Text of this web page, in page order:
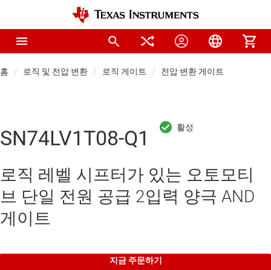
홈 로직 및 전압 변환 로직 게이트 전압 변환 게이트
SN74LV1T08-Q1
로직 레벨 시프터가 있는 오토모티
브 단일 전원 공급 2입력 양극 AND
게이트
지금 주문하기